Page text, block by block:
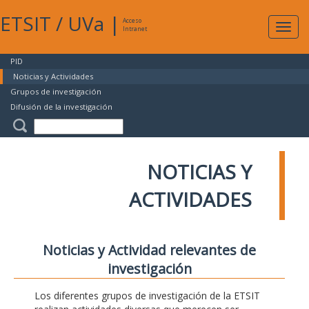
ETSIT / UVa |
Acceso
Intranet
PID
Noticias y Actividades
Grupos de investigación
Difusión de la investigación
NOTICIAS Y
ACTIVIDADES
Noticias y Actividad relevantes de
investigación
Los diferentes grupos de investigación de la ETSIT